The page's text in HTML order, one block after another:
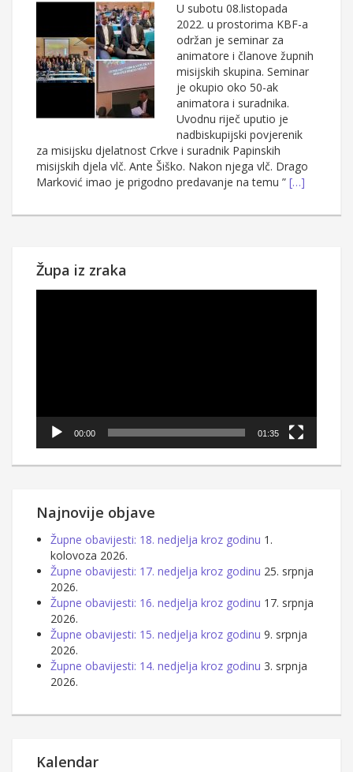
U subotu 08.listopada
2022. u prostorima KBF-a
održan je seminar za
animatore i članove župnih
misijskih skupina. Seminar
je okupio oko 50-ak
animatora i suradnika.
Uvodnu riječ uputio je
nadbiskupijski povjerenik
za misijsku djelatnost Crkve i suradnik Papinskih
misijskih djela vlč. Ante Šiško. Nakon njega vlč. Drago
Marković imao je prigodno predavanje na temu ” […]
Župa iz zraka
00:00 01:35
Najnovije objave
Župne obavijesti: 18. nedjelja kroz godinu 1.
kolovoza 2026.
Župne obavijesti: 17. nedjelja kroz godinu 25. srpnja
2026.
Župne obavijesti: 16. nedjelja kroz godinu 17. srpnja
2026.
Župne obavijesti: 15. nedjelja kroz godinu 9. srpnja
2026.
Župne obavijesti: 14. nedjelja kroz godinu 3. srpnja
2026.
Kalendar